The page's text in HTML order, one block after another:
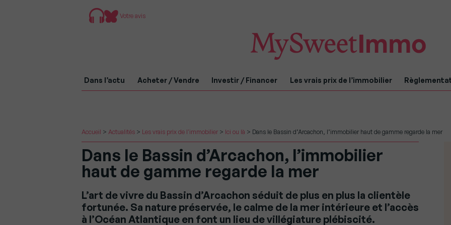
Votre avis
Dans l’actu Acheter / Vendre Investir / Financer Les vrais prix de l’immobilier
Accueil > Actualités > Les vrais prix de l'immobilier > Ici ou là > Dans le Bassin d’Arcachon, l’immobilier haut de gamme regarde la mer
Dans le Bassin d’Arcachon, l’immobilier
haut de gamme regarde la mer
L’art de vivre du Bassin d’Arcachon séduit de plus en plus la clientèle
fortunée. Sa nature préservée, le calme de la mer intérieure et l’accès
à l’Océan Atlantique en font un lieu de villégiature plébiscité.